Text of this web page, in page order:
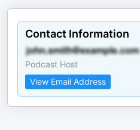
Contact Information
Podcast Host
View Email Address